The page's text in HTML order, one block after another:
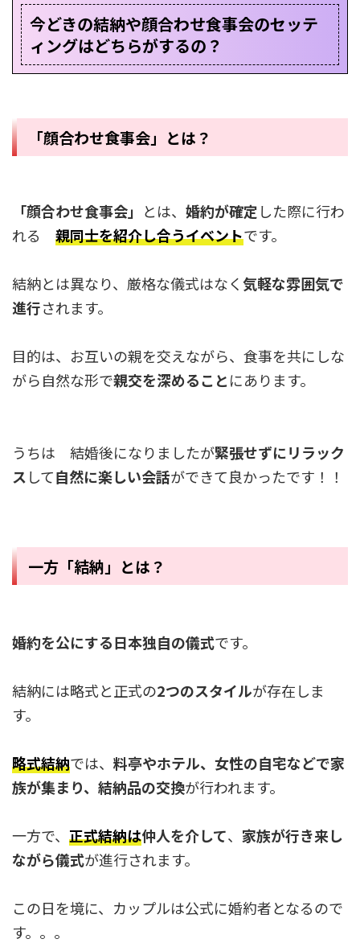
今どきの結納や顔合わせ食事会のセッテ
ィングはどちらがするの？
「顔合わせ食事会」とは？
「顔合わせ食事会」 とは、 婚約が確定した際に行わ
れる 親同士を紹介し合うイベントです。
結納とは異なり、厳格な儀式はなく気軽な雰囲気で
進行されます。
目的は、お互いの親を交えながら、食事を共にしな
がら自然な形で親交を深めることにあります。
うちは 結婚後になりましたが緊張せずにリラック
スして自然に楽しい会話ができて良かったです！！
一方「結納」とは？
婚約を公にする日本独自の儀式です。
結納には略式と正式の2つのスタイルが存在しま
す。
略式結納では、 料亭やホテル、女性の自宅などで家
族が集まり、結納品の交換が行われます。
一方で、 正式結納は仲人を介して、 家族が行き来し
ながら儀式が進行されます。
この日を境に、カップルは公式に婚約者となるので
す。。。